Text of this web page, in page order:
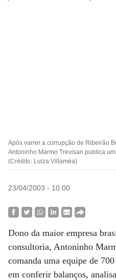
Após varrer a corrupção de Ribeirão
Antoninho Marmo Trevisan publica
(Crédito: Luiza Villaméa)
23/04/2003 - 10:00
Dono da maior empresa
consultoria, Antoninho
comanda uma equipe de
em conferir balanços,